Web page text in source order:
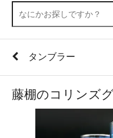
タンブラー
藤棚のコリンズ